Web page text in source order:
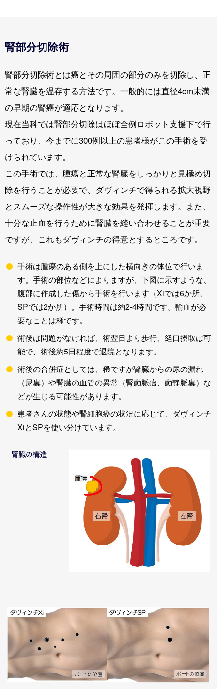
腎部分切除術
腎部分切除術とは癌とその周囲の部分のみを切除し、正
常な腎臓を温存する方法です。一般的には直径4cm未満
の早期の腎癌が適応となります。
現在当科では腎部分切除はほぼ全例ロボット支援下で行
っており、今までに300例以上の患者様がこの手術を受
けられています。
この手術では、腫瘍と正常な腎臓をしっかりと見極め切
除を行うことが必要で、ダヴィンチで得られる拡大視野
とスムーズな操作性が大きな効果を発揮します。また、
十分な止血を行うために腎臓を縫い合わせることが重要
ですが、これもダヴィンチの得意とするところです。
手術は腫瘍のある側を上にした横向きの体位で行いま
す。手術の部位などによりますが、下図に示すような、
腹部に作成した傷から手術を行います（Xiでは6か所、
SPでは2か所）。手術時間は約2-4時間です。輸血が必
要なことは稀です。
術後は問題がなければ、術翌日より歩行、経口摂取は可
能で、術後約5日程度で退院となります。
術後の合併症としては、稀ですが腎臓からの尿の漏れ
（尿婁）や腎臓の血管の異常（腎動脈瘤、動静脈婁）な
どが生じる可能性があります。
患者さんの状態や腎細胞癌の状況に応じて、ダヴィンチ
XiとSPを使い分けています。